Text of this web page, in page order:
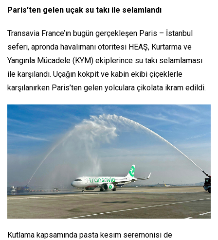
Paris’ten gelen uçak su takı ile selamlandı
Transavia France’ın bugün gerçekleşen Paris – İstanbul
seferi, apronda havalimanı otoritesi HEAŞ, Kurtarma ve
Yangınla Mücadele (KYM) ekiplerince su takı selamlaması
ile karşılandı. Uçağın kokpit ve kabin ekibi çiçeklerle
karşılanırken Paris’ten gelen yolculara çikolata ikram edildi.
Kutlama kapsamında pasta kesim seremonisi de